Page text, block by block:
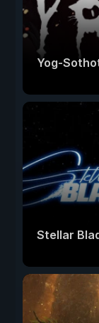
Yog-
Stellar